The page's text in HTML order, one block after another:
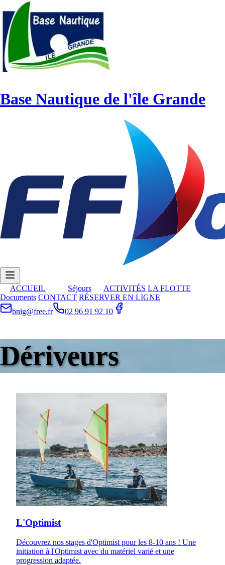
Base Nautique de l'île Grande
ACCUEIL Séjours ACTIVITÉS LA FLOTTE
Documents CONTACT RÉSERVER EN LIGNE
bnig@free.fr
02 96 91 92 10
Dériveurs
L'Optimist
Découvrez nos stages d'Optimist pour les 8-10 ans ! Une
initiation à l'Optimist avec du matériel varié et une
progression adaptée.